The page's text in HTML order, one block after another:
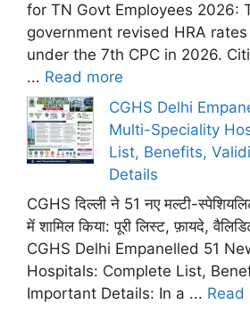
for TN Govt Employees 2026:
government revised HRA
under the 7th CPC in 2026.
... Read more
CGHS Delhi
Multi-Speciality
List, Benefits,
Details
CGHS दिल्ली ने 51 नए मल्टी-
में शामिल किया: पूरी लिस्ट, फ़ायदे,
CGHS Delhi Empanelled 51
Hospitals: Complete List,
Important Details: In a ... Read